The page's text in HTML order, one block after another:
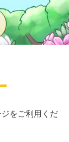
をご利用くだ